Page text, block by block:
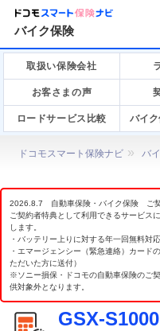
バイク保険
取扱い保険会社
お客さまの声
ロードサービス比較 バイク
ドコモスマート保険ナビ バ
2026.8.7 自動車保険・バイク保険 ご
ご契約者特典として利用できるサービス
します。
・バッテリー上りに対する年一回無料対
・エマージェンシー（緊急連絡）カー
ただいた方に送付）
※ソニー損保・ドコモの自動車保険のご
供対象外となります。
GSX-